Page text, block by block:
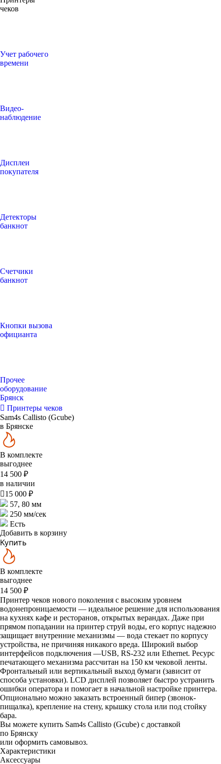
чеков
Учет рабочего
времени
Видео‑
наблюдение
Дисплеи
покупателя
Детекторы
банкнот
Счетчики
банкнот
Кнопки вызова
официанта
Прочее
оборудование
Брянск
Принтеры чеков
Sam4s Callisto (Gcube)
в Брянске
В комплекте
выгоднее
14 500 ₽
в наличии
15 000 ₽
57, 80 мм
250 мм/сек
Есть
Добавить в корзину
Купить
В комплекте
выгоднее
14 500 ₽
Принтер чеков нового поколения с высоким уровнем
водонепроницаемости — идеальное решение для использования
на кухнях кафе и ресторанов, открытых верандах. Даже при
прямом попадании на принтер струй воды, его корпус надежно
защищает внутренние механизмы — вода стекает по корпусу
устройства, не причиняя никакого вреда. Широкий выбор
интерфейсов подключения —USB, RS-232 или Ethernet. Ресурс
печатающего механизма рассчитан на 150 км чековой ленты.
Фронтальный или вертикальный выход бумаги (зависит от
способа установки). LCD дисплей позволяет быстро устранить
ошибки оператора и помогает в начальной настройке принтера.
Опционально можно заказать встроенный бипер (звонок-
пищалка), крепление на стену, крышку стола или под стойку
бара.
Вы можете купить Sam4s Callisto (Gcube) с доставкой
по Брянску
или оформить самовывоз.
Характеристики
Аксессуары